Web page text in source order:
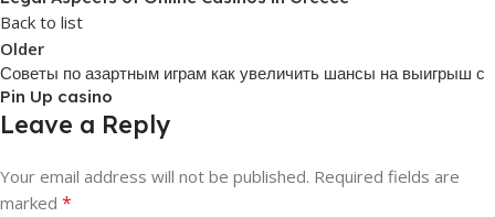
Back to list
Older
Советы по азартным играм как увеличить шансы на выигрыш с
Pin Up casino
Leave a Reply
Your email address will not be published. Required fields are
marked *